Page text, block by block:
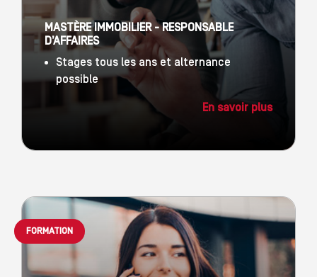
MASTÈRE IMMOBILIER - RESPONSABLE
D’AFFAIRES
Stages tous les ans et alternance
possible
En savoir plus
FORMATION